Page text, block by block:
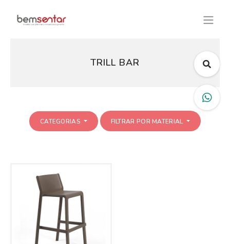
TRILL BAR
CATEGORIAS FILTRAR POR MATERIAL